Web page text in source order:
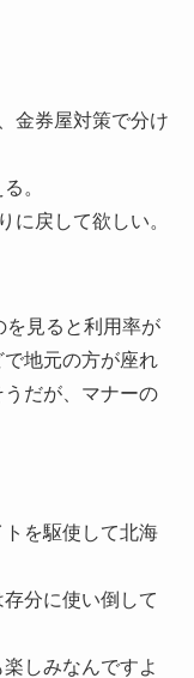
金券屋対策で分け
。
に戻して欲しい。
を見ると利用率が
地元の方が座れ
だが、マナーの
を駆使して北海
分に使い倒して
しみなんですよ